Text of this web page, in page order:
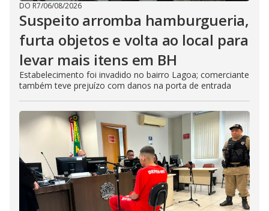
DO R7/06/08/2026
Suspeito arromba hamburgueria,
furta objetos e volta ao local para
levar mais itens em BH
Estabelecimento foi invadido no bairro Lagoa; comerciante
também teve prejuízo com danos na porta de entrada